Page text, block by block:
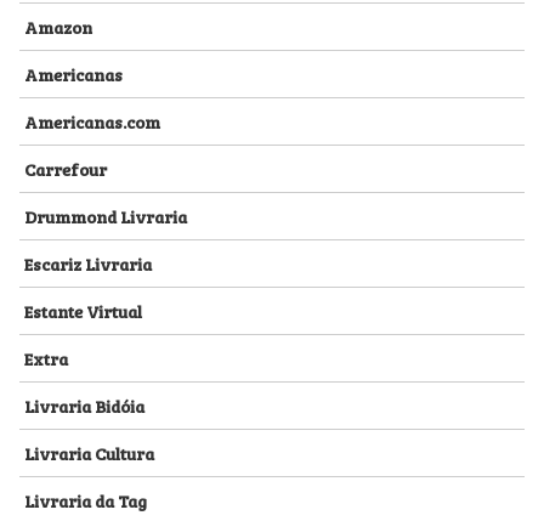
Amazon
Americanas
Americanas.com
Carrefour
Drummond Livraria
Escariz Livraria
Estante Virtual
Extra
Livraria Bidóia
Livraria Cultura
Livraria da Tag